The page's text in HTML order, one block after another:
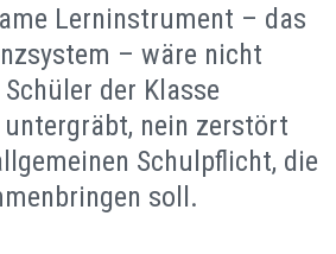
Lerninstrument – das
– wäre nicht
der Klasse
nein zerstört
Schulpflicht, die
soll.